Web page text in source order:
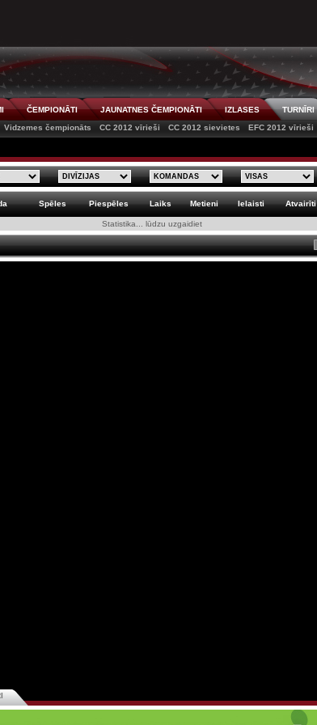
ČEMPIONĀTI JAUNATNES ČEMPIONĀTI IZLASES TURNĪRI
Vidzemes čempionāts CC 2012 vīrieši CC 2012 sievietes EFC 2012 vīrieši
Spēles Piespēles Laiks Metieni Ielaisti Atvairīti
Statistika... lūdzu uzgaidiet